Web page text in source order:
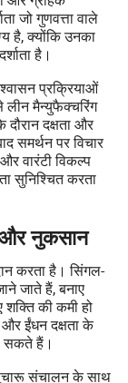
जो गुणवत्ता वाले
है, क्योंकि उनका
है।
प्रक्रियाओं
मैन्युफैक्चरिंग
दक्षता और
समर्थन पर विचार
वारंटी विकल्प
सुनिश्चित करता
और नुकसान
करता है। सिंगल-
जाते हैं, बनाए
की कमी हो
ईंधन दक्षता के
सकते हैं।
संचालन के साथ